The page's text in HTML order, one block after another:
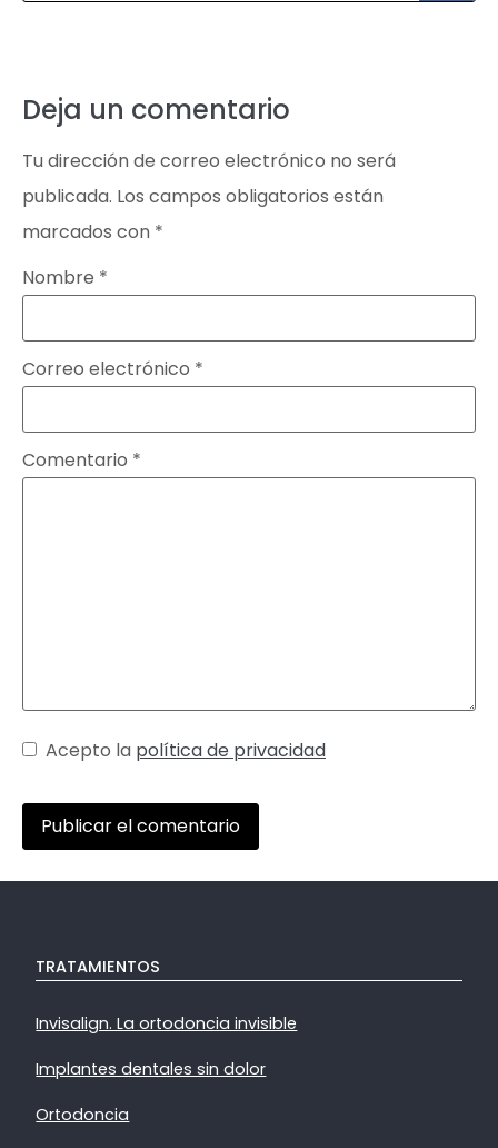
Deja un comentario
Tu dirección de correo electrónico no será
publicada. Los campos obligatorios están
marcados con *
Nombre *
Correo electrónico *
Comentario *
Acepto la política de privacidad
TRATAMIENTOS
Invisalign. La ortodoncia invisible
Implantes dentales sin dolor
Ortodoncia